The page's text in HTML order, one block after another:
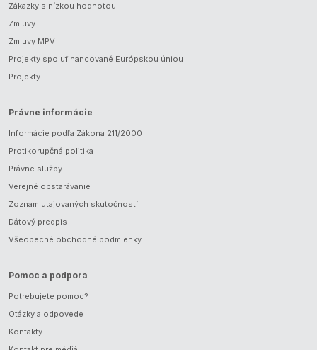
Zákazky s nízkou hodnotou
Zmluvy
Zmluvy MPV
Projekty spolufinancované Európskou úniou
Projekty
Právne informácie
Informácie podľa Zákona 211/2000
Protikorupčná politika
Právne služby
Verejné obstarávanie
Zoznam utajovaných skutočností
Dátový predpis
Všeobecné obchodné podmienky
Pomoc a podpora
Potrebujete pomoc?
Otázky a odpovede
Kontakty